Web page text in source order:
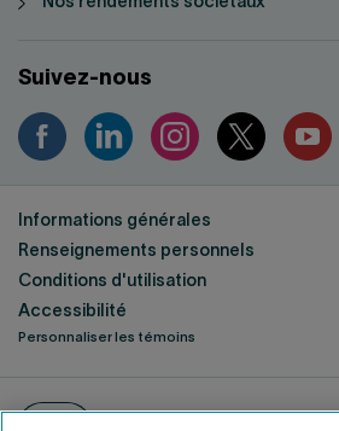
Nos rendements sociétaux
Suivez-nous
Informations générales
Renseignements personnels
Conditions d'utilisation
Accessibilité
Personnaliser les témoins